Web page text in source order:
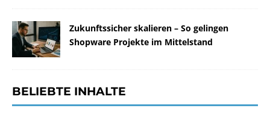
Zukunftssicher skalieren – So gelingen
Shopware Projekte im Mittelstand
BELIEBTE INHALTE